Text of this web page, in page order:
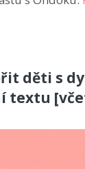
děti s
textu